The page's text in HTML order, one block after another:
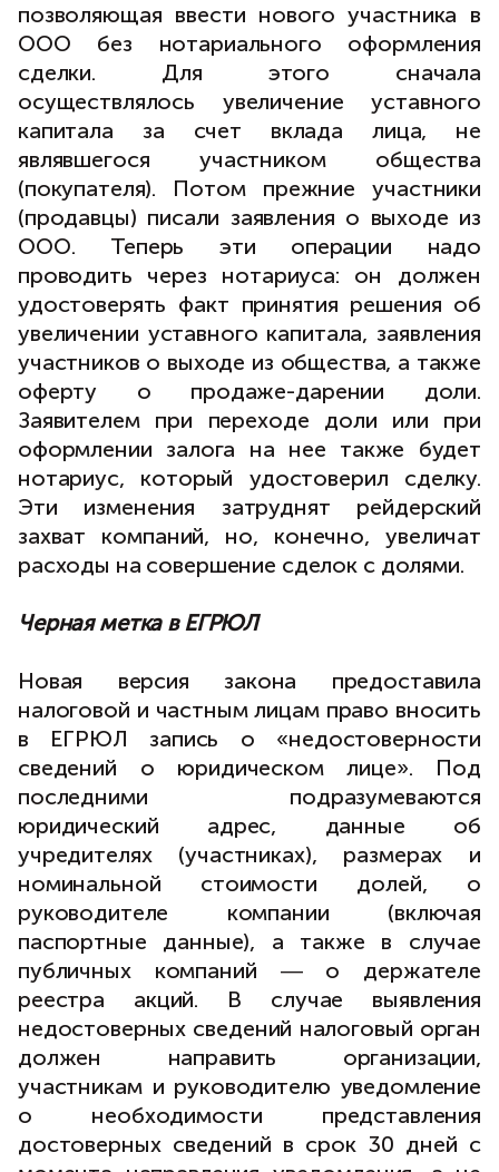
позволяющая ввести нового участника в
ООО без нотариального оформления
сделки. Для этого сначала
осуществлялось увеличение уставного
капитала за счет вклада лица, не
являвшегося участником общества
(покупателя). Потом прежние участники
(продавцы) писали заявления о выходе из
ООО. Теперь эти операции надо
проводить через нотариуса: он должен
удостоверять факт принятия решения об
увеличении уставного капитала, заявления
участников о выходе из общества, а также
оферту о продаже-дарении доли.
Заявителем при переходе доли или при
оформлении залога на нее также будет
нотариус, который удостоверил сделку.
Эти изменения затруднят рейдерский
захват компаний, но, конечно, увеличат
расходы на совершение сделок с долями.
Черная метка в ЕГРЮЛ
Новая версия закона предоставила
налоговой и частным лицам право вносить
в ЕГРЮЛ запись о «недостоверности
сведений о юридическом лице». Под
последними подразумеваются
юридический адрес, данные об
учредителях (участниках), размерах и
номинальной стоимости долей, о
руководителе компании (включая
паспортные данные), а также в случае
публичных компаний ― о держателе
реестра акций. В случае выявления
недостоверных сведений налоговый орган
должен направить организации,
участникам и руководителю уведомление
о необходимости представления
достоверных сведений в срок 30 дней с